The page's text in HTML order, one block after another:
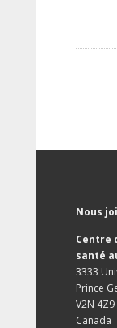
Nous
Centre
santé
3333
Prince
V2N 4Z9
Canada